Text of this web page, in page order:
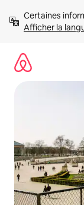
directement
Afficher la